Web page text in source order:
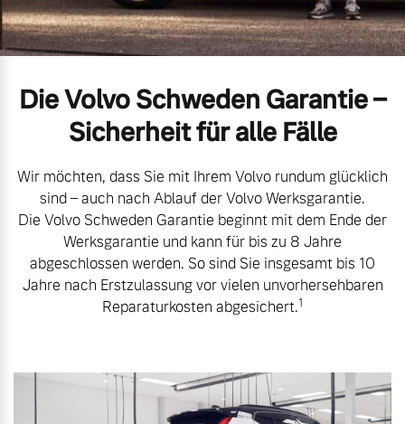
Aktuelle Zubehörangebote
Zubehörkatalog
Aktuelle Serviceangebote
Service by Volvo
Unsere News & Events
Die Volvo Schweden Garantie –
Sicherheit für alle Fälle
Wir möchten, dass Sie mit Ihrem Volvo rundum glücklich
sind – auch nach Ablauf der Volvo Werksgarantie.
Die Volvo Schweden Garantie beginnt mit dem Ende der
Werksgarantie und kann für bis zu 8 Jahre
abgeschlossen werden. So sind Sie insgesamt bis 10
Jahre nach Erstzulassung vor vielen unvorhersehbaren
Reparaturkosten abgesichert.1